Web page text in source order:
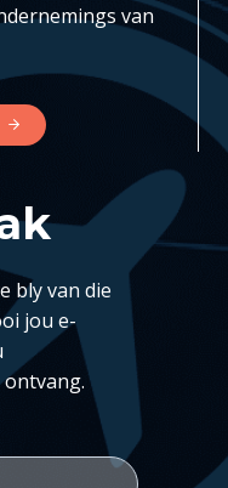
van
bly van die
jou e-